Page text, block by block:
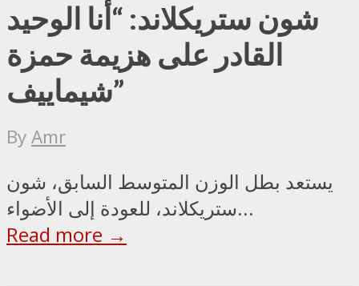
شون ستريكلاند: “أنا الوحيد
القادر على هزيمة حمزة
شيماييف”
ByAmr
يستعد بطل الوزن المتوسط السابق، شون
ستريكلاند، للعودة إلى الأضواء...
Read more →